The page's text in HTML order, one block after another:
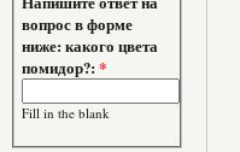
вопрос в форме
ниже: какого цвета
помидор?:*
Fill in the blank